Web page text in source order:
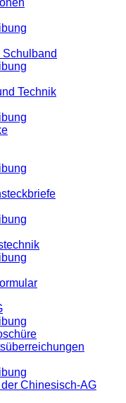
Schulband
Technik
Chinesisch-AG